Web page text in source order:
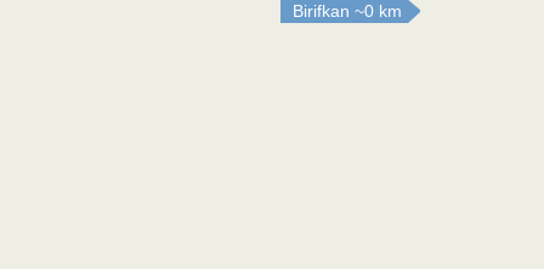
Birifkan ~0 km